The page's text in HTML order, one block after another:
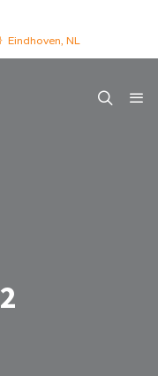
Eindhoven, NL